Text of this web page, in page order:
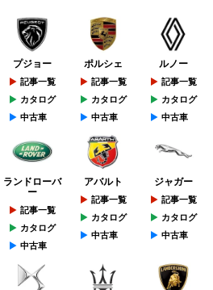
プジョー
記事一覧
カタログ
中古車
ポルシェ
記事一覧
カタログ
中古車
ルノー
記事一覧
カタログ
中古車
ランドローバ
ー
記事一覧
カタログ
中古車
アバルト
記事一覧
カタログ
中古車
ジャガー
記事一覧
カタログ
中古車